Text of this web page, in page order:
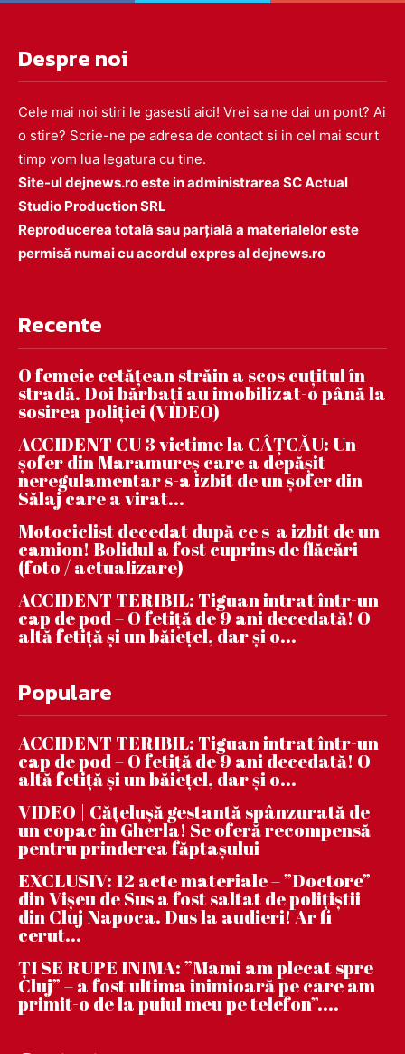
Despre noi
Cele mai noi stiri le gasesti aici! Vrei sa ne dai un pont? Ai
o stire? Scrie-ne pe adresa de contact si in cel mai scurt
timp vom lua legatura cu tine.
Site-ul dejnews.ro este in administrarea SC Actual
Studio Production SRL
Reproducerea totală sau parțială a materialelor este
permisă numai cu acordul expres al dejnews.ro
Recente
O femeie cetățean străin a scos cuțitul în
stradă. Doi bărbați au imobilizat-o până la
sosirea poliției (VIDEO)
ACCIDENT CU 3 victime la CÂȚCĂU: Un
șofer din Maramureș care a depășit
neregulamentar s-a izbit de un șofer din
Sălaj care a virat...
Motociclist decedat după ce s-a izbit de un
camion! Bolidul a fost cuprins de flăcări
(foto / actualizare)
ACCIDENT TERIBIL: Tiguan intrat într-un
cap de pod – O fetiță de 9 ani decedată! O
altă fetiță și un băiețel, dar și o...
Populare
ACCIDENT TERIBIL: Tiguan intrat într-un
cap de pod – O fetiță de 9 ani decedată! O
altă fetiță și un băiețel, dar și o...
VIDEO | Căţeluşă gestantă spânzurată de
un copac în Gherla! Se oferă recompensă
pentru prinderea făptaşului
EXCLUSIV: 12 acte materiale – ”Doctore”
din Vișeu de Sus a fost saltat de polițiștii
din Cluj Napoca. Dus la audieri! Ar fi
cerut...
ȚI SE RUPE INIMA: ”Mami am plecat spre
Cluj” – a fost ultima inimioară pe care am
primit-o de la puiul meu pe telefon”....